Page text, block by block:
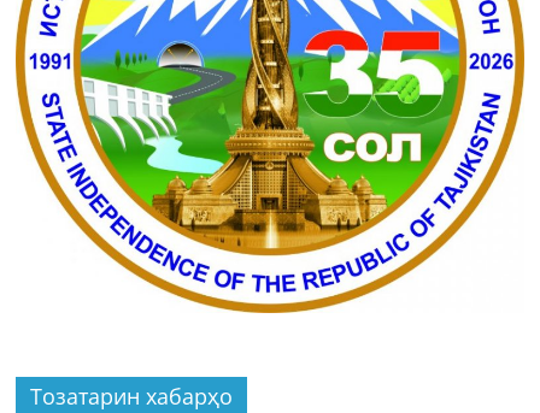
Тозатарин хабарҳо